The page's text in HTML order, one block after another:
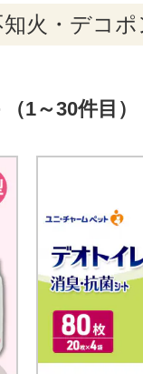
知火・デコポ
（1～30件目）